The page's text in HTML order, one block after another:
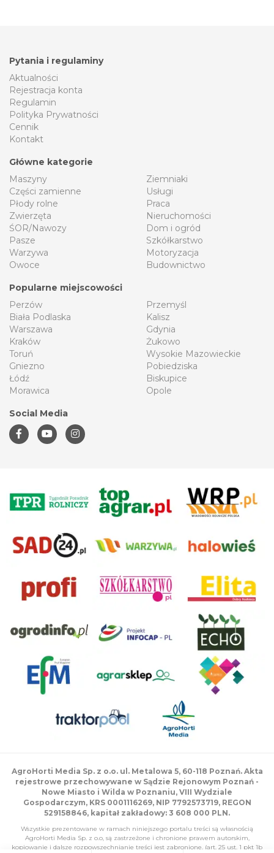
Pytania i regulaminy
Aktualności
Rejestracja konta
Regulamin
Polityka Prywatności
Cennik
Kontakt
Główne kategorie
Maszyny
Części zamienne
Płody rolne
Zwierzęta
ŚOR/Nawozy
Pasze
Warzywa
Owoce
Ziemniaki
Usługi
Praca
Nieruchomości
Dom i ogród
Szkółkarstwo
Motoryzacja
Budownictwo
Popularne miejscowości
Perzów
Biała Podlaska
Warszawa
Kraków
Toruń
Gniezno
Łódź
Morawica
Przemyśl
Kalisz
Gdynia
Żukowo
Wysokie Mazowieckie
Pobiedziska
Biskupice
Opole
Social Media
AgroHorti Media Sp. z o.o. ul. Metalowa 5, 60-118 Poznań. Akta
rejestrowe przechowywane w Sądzie Rejonowym Poznań -
Nowe Miasto i Wilda w Poznaniu, VIII Wydziale
Gospodarczym, KRS 0001116269, NIP 7792573719, REGON
529158846, kapitał zakładowy: 3 608 000 PLN.
Wszystkie prezentowane w ramach niniejszego portalu treści są własnością
AgroHorti Media Sp. z o.o, są zastrzeżone i chronione prawem autorskim,
kopiowanie i dalsze rozpowszechnianie treści jest zabronione. (art. 25 ust. 1 pkt 1b